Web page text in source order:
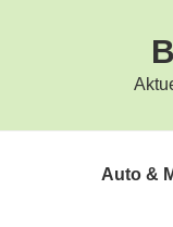
Auto &